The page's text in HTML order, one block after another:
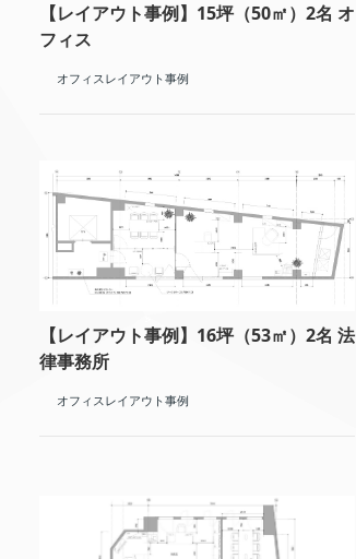
【レイアウト事例】15坪（50㎡）2名 オ
フィス
オフィスレイアウト事例
【レイアウト事例】16坪（53㎡）2名 法
律事務所
オフィスレイアウト事例